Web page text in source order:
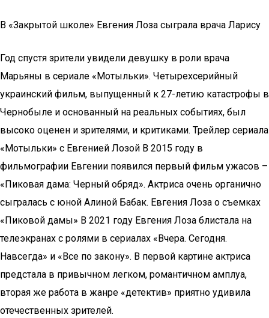
В «Закрытой школе» Евгения Лоза сыграла врача Ларису
Год спустя зрители увидели девушку в роли врача
Марьяны в сериале «Мотыльки». Четырехсерийный
украинский фильм, выпущенный к 27-летию катастрофы в
Чернобыле и основанный на реальных событиях, был
высоко оценен и зрителями, и критиками. Трейлер сериала
«Мотыльки» с Евгенией Лозой В 2015 году в
фильмографии Евгении появился первый фильм ужасов –
«Пиковая дама: Черный обряд». Актриса очень органично
сыгралась с юной Алиной Бабак. Евгения Лоза о съемках
«Пиковой дамы» В 2021 году Евгения Лоза блистала на
телеэкранах с ролями в сериалах «Вчера. Сегодня.
Навсегда» и «Все по закону». В первой картине актриса
предстала в привычном легком, романтичном амплуа,
вторая же работа в жанре «детектив» приятно удивила
отечественных зрителей.